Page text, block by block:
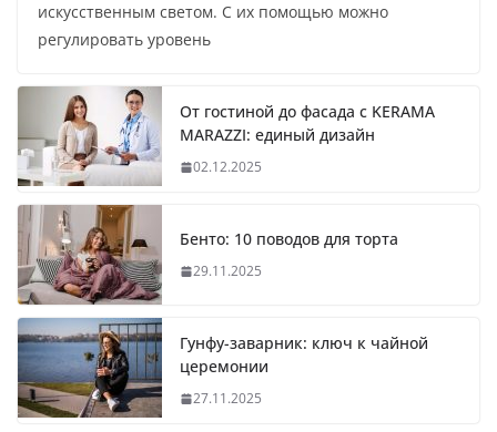
искусственным светом. С их помощью можно
регулировать уровень
От гостиной до фасада с KERAMA
MARAZZI: единый дизайн
02.12.2025
Бенто: 10 поводов для торта
29.11.2025
Гунфу-заварник: ключ к чайной
церемонии
27.11.2025